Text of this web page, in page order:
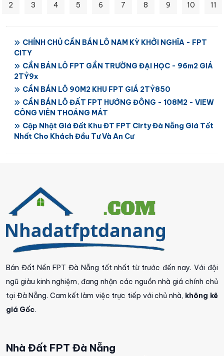
2 3 4 5 6 7 8 9 10 11
CHÍNH CHỦ CẦN BÁN LÔ NAM KỲ KHỞI NGHĨA - FPT
CITY
CẦN BÁN LÔ FPT GẦN TRƯỜNG ĐẠI HỌC - 96m2 GIÁ
2TỶ9x
CẦN BÁN LÔ 90M2 KHU FPT GIÁ 2TỶ850
CẦN BÁN LÔ ĐẤT FPT HƯỚNG ĐÔNG - 108M2 - VIEW
CÔNG VIÊN THOÁNG MÁT
Cập Nhật Giá Đất Khu ĐT FPT Cirty Đà Nẵng Giá Tốt
Nhất Cho Khách Đầu Tư Và An Cư
Bán Đất Nền FPT Đà Nẵng tốt nhất từ trước đến nay. Với đội
ngũ giàu kinh nghiệm, đang nhận các nguồn nhà giá chính chủ
tại Đà Nẵng. Cam kết làm việc trực tiếp với chủ nhà, không kê
giá Gốc.
Nhà Đất FPT Đà Nẵng